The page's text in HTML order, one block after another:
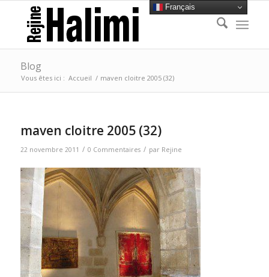
Blog
Vous êtes ici : Accueil / maven cloitre 2005 (32)
maven cloitre 2005 (32)
22 novembre 2011 / 0 Commentaires / par Rejine
Français